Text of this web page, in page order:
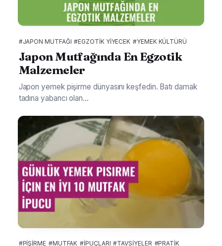
#JAPON MUTFAĞI #EGZOTIK YIYECEK #YEMEK KÜLTÜRÜ
Japon Mutfağında En Egzotik
Malzemeler
Japon yemek pişirme dünyasını keşfedin. Batı damak
tadına yabancı olan...
#PIŞIRME #MUTFAK #IPUÇLARI #TAVSIYELER #PRATIK